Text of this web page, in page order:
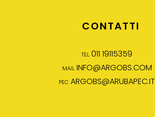
CONTATTI
tel 011 19115359
mailINFO@ARGOBS.COM
pecARGOBS@ARUBAPEC.IT